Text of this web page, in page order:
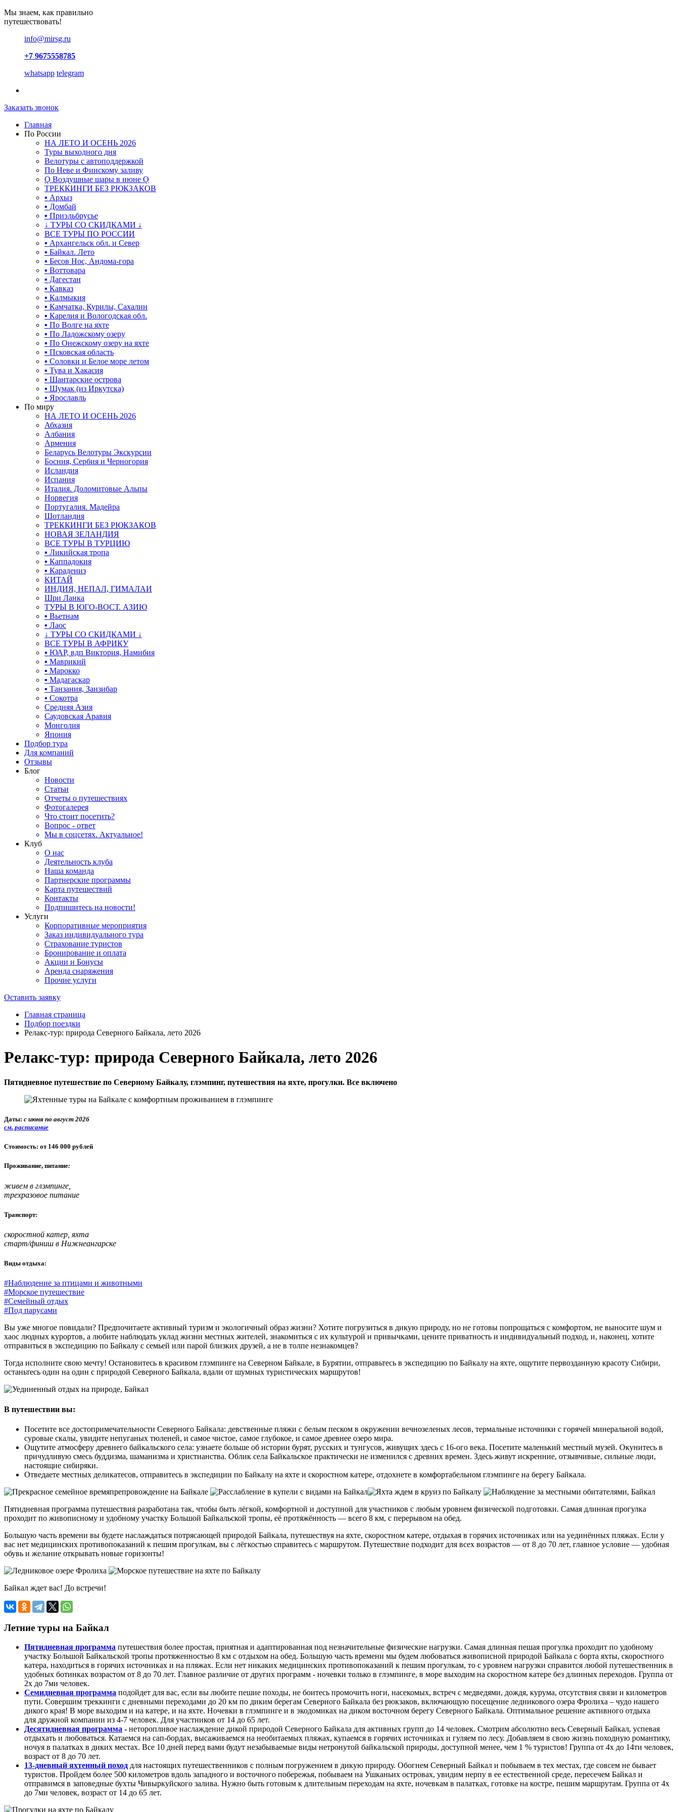
Мы знаем, как правильно
путешествовать!
info@mirsg.ru
+7 9675558785
whatsapp telegram
Заказать звонок
Главная
По России
НА ЛЕТО И ОСЕНЬ 2026
Туры выходного дня
Велотуры с автоподдержкой
По Неве и Финскому заливу
Ǫ Воздушные шары в июне Ǫ
ТРЕККИНГИ БЕЗ РЮКЗАКОВ
▪ Архыз
▪ Домбай
▪ Приэльбрусье
↓ ТУРЫ СО СКИДКАМИ ↓
ВСЕ ТУРЫ ПО РОССИИ
▪ Архангельск обл. и Север
▪ Байкал. Лето
▪ Бесов Нос, Андома-гора
▪ Воттовара
▪ Дагестан
▪ Кавказ
▪ Калмыкия
▪ Камчатка, Курилы, Сахалин
▪ Карелия и Вологодская обл.
▪ По Волге на яхте
▪ По Ладожскому озеру
▪ По Онежскому озеру на яхте
▪ Псковская область
▪ Соловки и Белое море летом
▪ Тува и Хакасия
▪ Шантарские острова
▪ Шумак (из Иркутска)
▪ Ярославль
По миру
НА ЛЕТО И ОСЕНЬ 2026
Абхазия
Албания
Армения
Беларусь Велотуры Экскурсии
Босния, Сербия и Черногория
Исландия
Испания
Италия. Доломитовые Альпы
Норвегия
Португалия. Мадейра
Шотландия
ТРЕККИНГИ БЕЗ РЮКЗАКОВ
НОВАЯ ЗЕЛАНДИЯ
ВСЕ ТУРЫ В ТУРЦИЮ
▪ Ликийская тропа
▪ Каппадокия
▪ Карадениз
КИТАЙ
ИНДИЯ, НЕПАЛ, ГИМАЛАИ
Шри Ланка
ТУРЫ В ЮГО-ВОСТ. АЗИЮ
▪ Вьетнам
▪ Лаос
↓ ТУРЫ СО СКИДКАМИ ↓
ВСЕ ТУРЫ В АФРИКУ
▪ ЮАР, вдп Виктория, Намибия
▪ Маврикий
▪ Марокко
▪ Мадагаскар
▪ Танзания, Занзибар
▪ Сокотра
Средняя Азия
Саудовская Аравия
Монголия
Япония
Подбор тура
Для компаний
Отзывы
Блог
Новости
Статьи
Отчеты о путешествиях
Фотогалерея
Что стоит посетить?
Вопрос - ответ
Мы в соцсетях. Актуальное!
Клуб
О нас
Деятельность клуба
Наша команда
Партнерские программы
Карта путешествий
Контакты
Подпишитесь на новости!
Услуги
Корпоративные мероприятия
Заказ индивидуального тура
Страхование туристов
Бронирование и оплата
Акции и Бонусы
Аренда снаряжения
Прочие услуги
Оставить заявку
Главная страница
Подбор поездки
Релакс-тур: природа Северного Байкала, лето 2026
Релакс-тур: природа Северного Байкала, лето 2026
Пятидневное путешествие по Северному Байкалу, глэмпинг, путешествия на яхте, прогулки. Все включено
Даты: с июня по август 2026
см. расписание
Стоимость: от 146 000 рублей
Проживание, питание:
живем в глэмпинге,
трехразовое питание
Транспорт:
скоростной катер, яхта
старт/финиш в Нижнеангарске
Виды отдыха:
#Наблюдение за птицами и животными
#Морское путешествие
#Семейный отдых
#Под парусами
Вы уже многое повидали? Предпочитаете активный туризм и экологичный образ жизни? Хотите погрузиться в дикую природу, но не готовы попрощаться с комфортом, не выносите шум и
хаос людных курортов, а любите наблюдать уклад жизни местных жителей, знакомиться с их культурой и привычками, цените приватность и индивидуальный подход, и, наконец, хотите
отправиться в экспедицию по Байкалу с семьей или парой близких друзей, а не в толпе незнакомцев?
Тогда исполните свою мечту! Остановитесь в красивом глэмпинге на Северном Байкале, в Бурятии, отправьтесь в экспедицию по Байкалу на яхте, ощутите первозданную красоту Сибири,
останьтесь один на один с природой Северного Байкала, вдали от шумных туристических маршрутов!
В путешествии вы:
Посетите все достопримечательности Северного Байкала: девственные пляжи с белым песком в окружении вечнозеленых лесов, термальные источники с горячей минеральной водой,
суровые скалы, увидите непуганых тюленей, и самое чистое, самое глубокое, и самое древнее озеро мира.
Ощутите атмосферу древнего байкальского села: узнаете больше об истории бурят, русских и тунгусов, живущих здесь с 16-ого века. Посетите маленький местный музей. Окунитесь в
причудливую смесь буддизма, шаманизма и христианства. Облик села Байкальское практически не изменился с древних времен. Здесь живут искренние, отзывчивые, сильные люди,
настоящие сибиряки.
Отведаете местных деликатесов, отправитесь в экспедиции по Байкалу на яхте и скоростном катере, отдохнете в комфортабельном глэмпинге на берегу Байкала.
Пятидневная программа путешествия разработана так, чтобы быть лёгкой, комфортной и доступной для участников с любым уровнем физической подготовки. Самая длинная прогулка
проходит по живописному и удобному участку Большой Байкальской тропы, её протяжённость — всего 8 км, с перерывом на обед.
Большую часть времени вы будете наслаждаться потрясающей природой Байкала, путешествуя на яхте, скоростном катере, отдыхая в горячих источниках или на уединённых пляжах. Если у
вас нет медицинских противопоказаний к пешим прогулкам, вы с лёгкостью справитесь с маршрутом. Путешествие подходит для всех возрастов — от 8 до 70 лет, главное условие — удобная
обувь и желание открывать новые горизонты!
Байкал ждет вас! До встречи!
Летние туры на Байкал
Пятидневная программа путешествия более простая, приятная и адаптированная под незначительные физические нагрузки. Самая длинная пешая прогулка проходит по удобному
участку Большой Байкальской тропы протяженностью 8 км с отдыхом на обед. Большую часть времени мы будем любоваться живописной природой Байкала с борта яхты, скоростного
катера, находиться в горячих источниках и на пляжах. Если нет никаких медицинских противопоказаний к пешим прогулкам, то с уровнем нагрузки справится любой путешественник в
удобных ботинках возрастом от 8 до 70 лет. Главное различие от других программ - ночевки только в глэмпинге, в море выходим на скоростном катере без длинных переходов. Группа от
2х до 7ми человек.
Семидневная программа подойдет для вас, если вы любите пешие походы, не боитесь промочить ноги, насекомых, встреч с медведями, дождя, курума, отсутствия связи и километров
пути. Совершим треккинги с дневными переходами до 20 км по диким берегам Северного Байкала без рюкзаков, включающую посещение ледникового озера Фролиха – чудо нашего
дикого края! В море выходим и на катере, и на яхте. Ночевки в глэмпинге и в экодомиках на диком восточном берегу Северного Байкала. Оптимальное решение активного отдыха
для дружной компании из 4-7 человек. Для участников от 14 до 65 лет.
Десятидневная программа - неторопливое наслаждение дикой природой Северного Байкала для активных групп до 14 человек. Смотрим абсолютно весь Северный Байкал, успевая
отдыхать и любоваться. Катаемся на сап-бордах, высаживаемся на необитаемых пляжах, купаемся в горячих источниках и гуляем по лесу. Добавляем в свою жизнь походную романтику,
ночуя в палатках в диких местах. Все 10 дней перед вами будут незабываемые виды нетронутой байкальской природы, доступной менее, чем 1 % туристов! Группа от 4х до 14ти человек,
возраст от 8 до 70 лет.
13-дневный яхтенный поход для настоящих путешественников с полным погружением в дикую природу. Обогнем Северный Байкал и побываем в тех местах, где совсем не бывает
туристов. Пройдем более 500 километров вдоль западного и восточного побережья, побываем на Ушканьих островах, увидим нерпу в ее естественной среде, пересечем Байкал и
отправимся в заповедные бухты Чивыркуйского залива. Нужно быть готовым к длительным переходам на яхте, ночевкам в палатках, готовке на костре, пешим маршрутам. Группа от 4х
до 7ми человек, возраст от 14 до 65 лет.